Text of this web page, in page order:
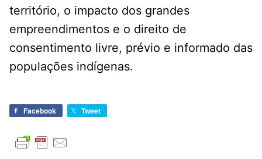
território, o impacto dos grandes
empreendimentos e o direito de
consentimento livre, prévio e informado das
populações indígenas.
Facebook Tweet